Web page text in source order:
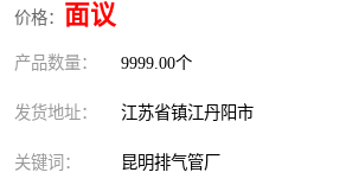
价格： 面议
产品数量： 9999.00个
发货地址： 江苏省镇江丹阳市
关键词： 昆明排气管厂